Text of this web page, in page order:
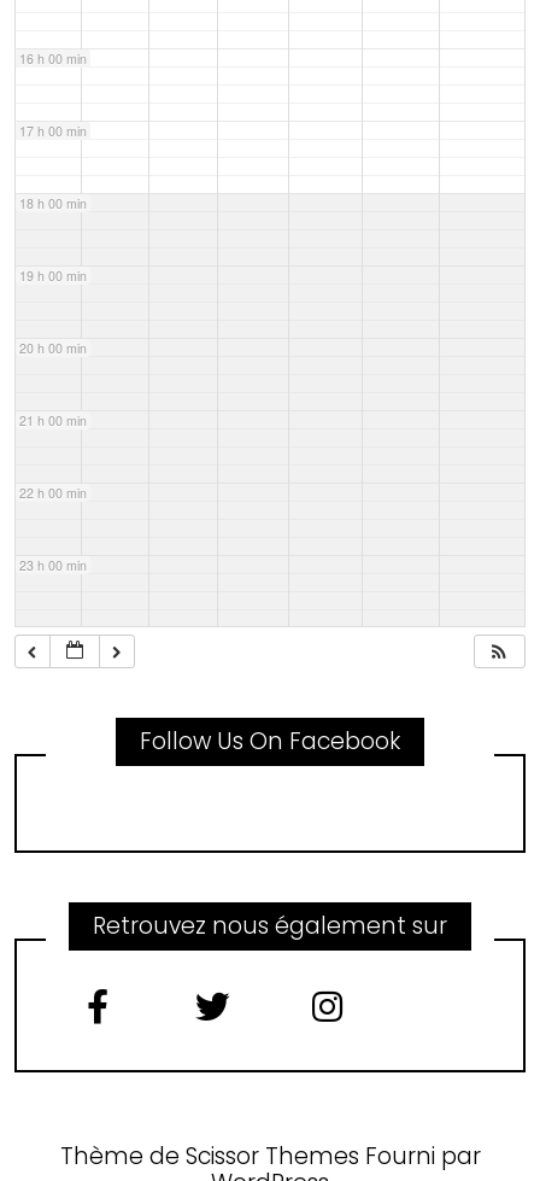
16 h 00 min
17 h 00 min
18 h 00 min
19 h 00 min
20 h 00 min
21 h 00 min
22 h 00 min
23 h 00 min
Follow Us On Facebook
Retrouvez nous également sur
Thème de Scissor Themes Fourni par